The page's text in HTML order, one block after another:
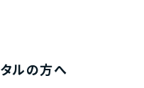
ルの方へ